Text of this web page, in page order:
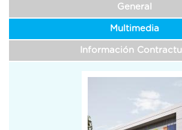
General
Multimedia
Información